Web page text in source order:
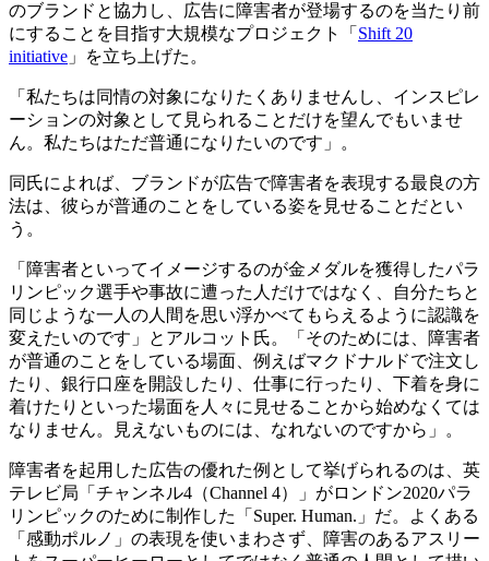
のブランドと協力し、広告に障害者が登場するのを当たり前
にすることを目指す大規模なプロジェクト「 Shift 20
initiative 」を立ち上げた。
「私たちは同情の対象になりたくありませんし、インスピレ
ーションの対象として見られることだけを望んでもいませ
ん。私たちはただ普通になりたいのです」。
同氏によれば、ブランドが広告で障害者を表現する最良の方
法は、彼らが普通のことをしている姿を見せることだとい
う。
「障害者といってイメージするのが金メダルを獲得したパラ
リンピック選手や事故に遭った人だけではなく、自分たちと
同じような一人の人間を思い浮かべてもらえるように認識を
変えたいのです」とアルコット氏。「そのためには、障害者
が普通のことをしている場面、例えばマクドナルドで注文し
たり、銀行口座を開設したり、仕事に行ったり、下着を身に
着けたりといった場面を人々に見せることから始めなくては
なりません。見えないものには、なれないのですから」。
障害者を起用した広告の優れた例として挙げられるのは、英
テレビ局「チャンネル4（Channel 4）」がロンドン2020パラ
リンピックのために制作した「Super. Human.」だ。よくある
「感動ポルノ」の表現を使いまわさず、障害のあるアスリー